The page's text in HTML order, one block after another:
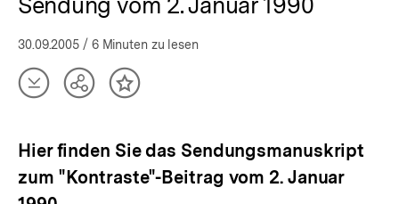
30.09.2005 / 6 Minuten zu lesen
Artikel
herunterladen
TeilenInhalt
Hier finden Sie das Sendungsmanuskript
zum "Kontraste"-Beitrag vom 2. Januar